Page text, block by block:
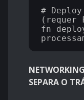
#
(requer
fn
SEPARA O